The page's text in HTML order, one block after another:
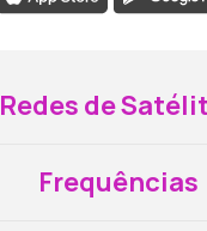
Redes de
Frequências